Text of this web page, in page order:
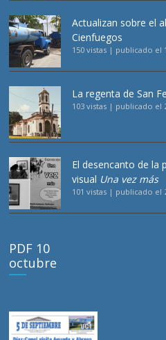
Actualizan sobre el
Cienfuegos
150 vistas | publicado el
La regenta de San
103 vistas | publicado el
El desencanto de la
visual Una vez más
101 vistas | publicado el
PDF 10
octubre